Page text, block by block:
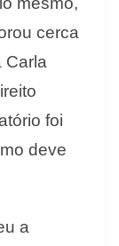
cerca
Carla
foi
deve
a